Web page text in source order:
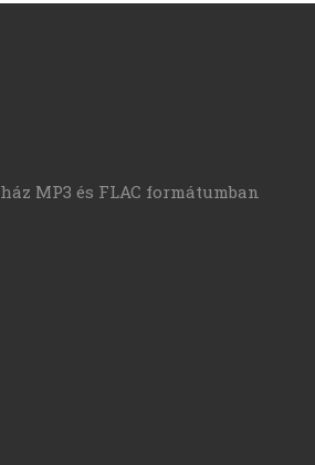
MP3 és FLAC formátumban